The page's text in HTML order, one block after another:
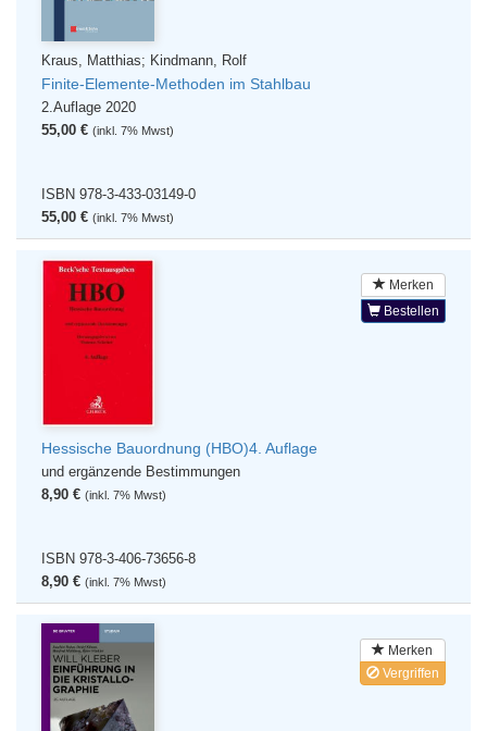
Kraus, Matthias; Kindmann, Rolf
Finite-Elemente-Methoden im Stahlbau
2.Auflage 2020
55,00 € (inkl. 7% Mwst)
ISBN 978-3-433-03149-0
55,00 € (inkl. 7% Mwst)
Merken
Bestellen
Hessische Bauordnung (HBO)4. Auflage
und ergänzende Bestimmungen
8,90 € (inkl. 7% Mwst)
ISBN 978-3-406-73656-8
8,90 € (inkl. 7% Mwst)
Merken
Vergriffen